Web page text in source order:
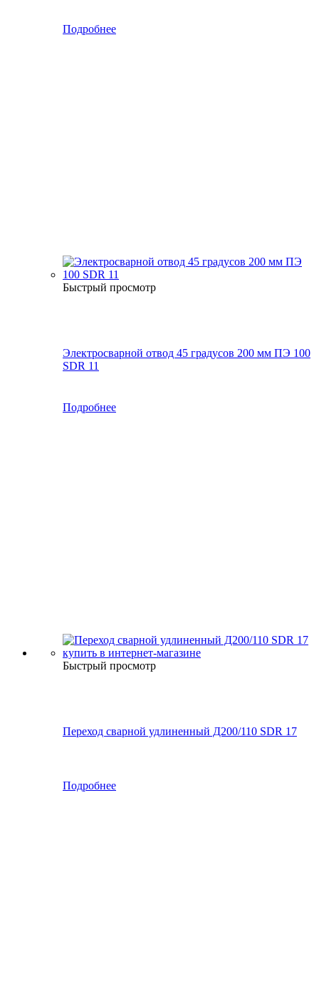
Подробнее
Быстрый просмотр
Электросварной отвод 45 градусов 200 мм ПЭ 100
SDR 11
Подробнее
Быстрый просмотр
Переход сварной удлиненный Д200/110 SDR 17
Подробнее